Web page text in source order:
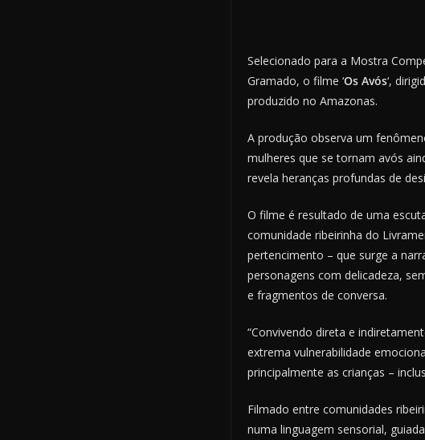
Selecionado para a Mostra
Gramado, o filme ‘Os Avós‘,
produzido no Amazonas.
A produção observa um
mulheres que se tornam avós
revela heranças profundas de
O filme é resultado de uma
comunidade ribeirinha do
pertencimento – que surge a
personagens com delicadeza,
e fragmentos de conversa.
“Convivendo direta e
extrema vulnerabilidade
principalmente as crianças –
Filmado entre comunidades
numa linguagem sensorial,